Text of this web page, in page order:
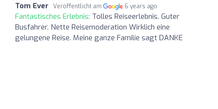
Tom Ever Veröffentlicht am 6 years ago
Fantastisches Erlebnis: Tolles Reiseerlebnis. Guter
Busfahrer. Nette Reisemoderation Wirklich eine
gelungene Reise. Meine ganze Familie sagt DANKE